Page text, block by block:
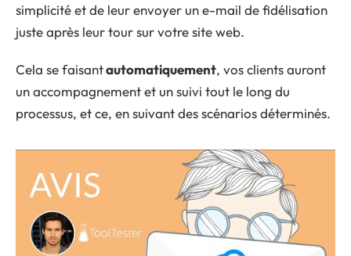
simplicité et de leur envoyer un e-mail de fidélisation
juste après leur tour sur votre site web.
Cela se faisantautomatiquement, vos clients auront
un accompagnement et un suivi tout le long du
processus, et ce, en suivant des scénarios déterminés.